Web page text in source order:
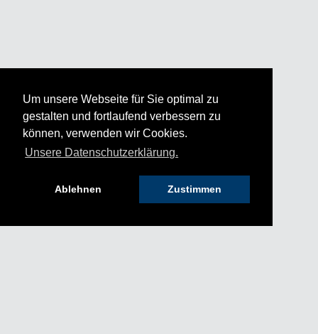
Um unsere Webseite für Sie optimal zu
gestalten und fortlaufend verbessern zu
können, verwenden wir Cookies.
Unsere Datenschutzerklärung.
Ablehnen Zustimmen